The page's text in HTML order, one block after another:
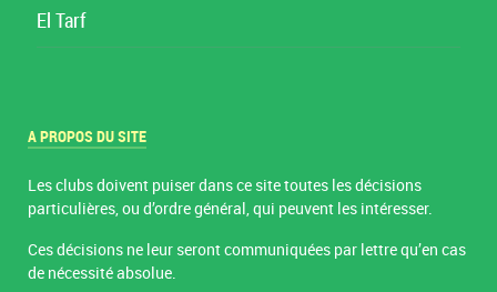
El Tarf
A PROPOS DU SITE
Les clubs doivent puiser dans ce site toutes les décisions
particulières, ou d’ordre général, qui peuvent les intéresser.
Ces décisions ne leur seront communiquées par lettre qu’en cas
de nécessité absolue.